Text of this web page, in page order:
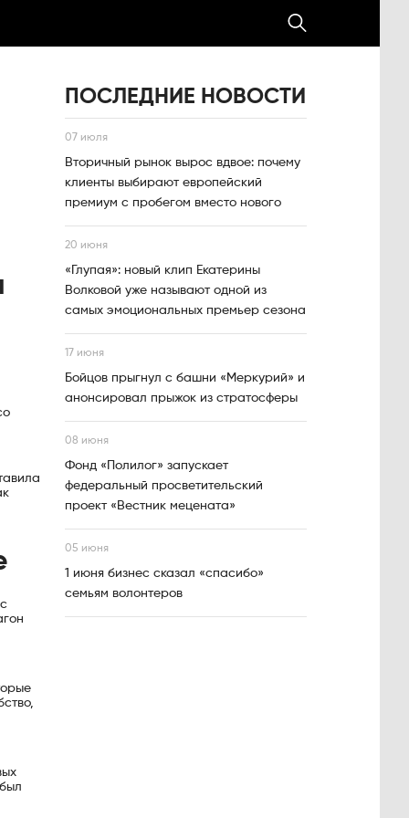
ПОСЛЕДНИЕ НОВОСТИ
07 июля
Вторичный рынок вырос вдвое: почему
клиенты выбирают европейский
премиум с пробегом вместо нового
20 июня
«Глупая»: новый клип Екатерины
Волковой уже называют одной из
самых эмоциональных премьер сезона
17 июня
Бойцов прыгнул с башни «Меркурий» и
анонсировал прыжок из стратосферы
08 июня
Фонд «Полилог» запускает
федеральный просветительский
проект «Вестник мецената»
05 июня
1 июня бизнес сказал «спасибо»
семьям волонтеров